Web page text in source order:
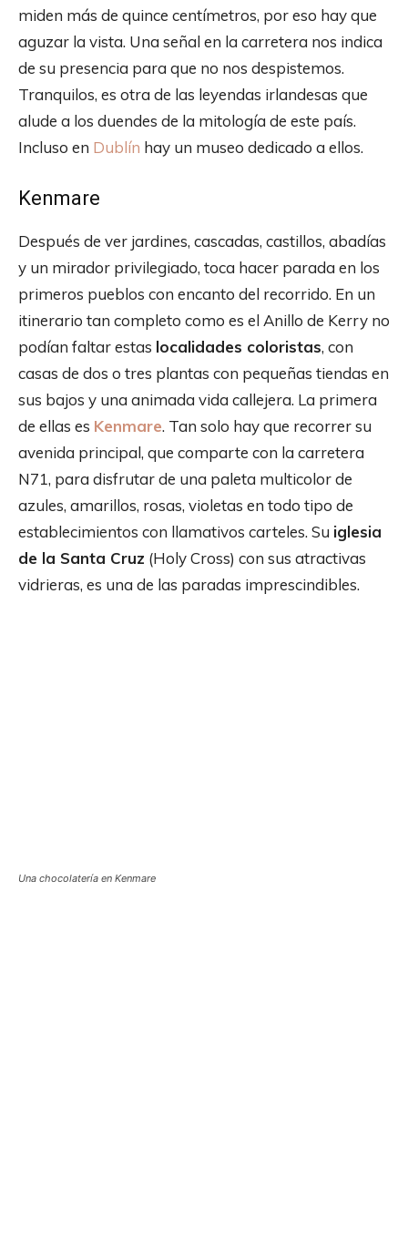
miden más de quince centímetros, por eso hay que
aguzar la vista. Una señal en la carretera nos indica
de su presencia para que no nos despistemos.
Tranquilos, es otra de las leyendas irlandesas que
alude a los duendes de la mitología de este país.
Incluso en Dublín hay un museo dedicado a ellos.
Kenmare
Después de ver jardines, cascadas, castillos, abadías
y un mirador privilegiado, toca hacer parada en los
primeros pueblos con encanto del recorrido. En un
itinerario tan completo como es el Anillo de Kerry no
podían faltar estas localidades coloristas, con
casas de dos o tres plantas con pequeñas tiendas en
sus bajos y una animada vida callejera. La primera
de ellas es Kenmare. Tan solo hay que recorrer su
avenida principal, que comparte con la carretera
N71, para disfrutar de una paleta multicolor de
azules, amarillos, rosas, violetas en todo tipo de
establecimientos con llamativos carteles. Su iglesia
de la Santa Cruz (Holy Cross) con sus atractivas
vidrieras, es una de las paradas imprescindibles.
Una chocolatería en Kenmare